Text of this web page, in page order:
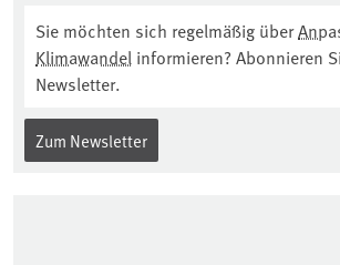
Sie möchten sich regelmäßig über
Klimawandel informieren? Abonnieren
Newsletter.
Zum Newsletter